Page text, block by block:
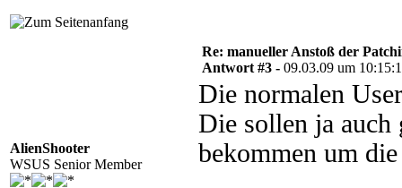
AlienShooter
WSUS Senior Member
Re: manueller Anstoß der
Antwort #3 - 09.03.09 um
Die normalen
Die sollen ja auch
bekommen um